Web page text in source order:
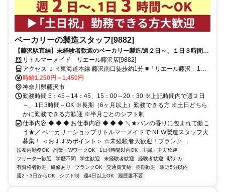
ベーカリーの製造スタッフ[9882]
【藤沢駅直結】未経験者歓迎のベーカリー製造/週２日～、１日３時間～/
短時間勤務OK！
リトルマーメイド リエール藤沢店[9882]
アクセス ＪＲ東海道本線 藤沢南口徒歩約1分 ■「リエール藤沢」1階■
湘南台駅、藤沢本町駅、善行駅、本鵠沼駅、大船駅、辻堂駅、茅ケ崎
駅、平塚駅、鎌倉駅方面からも通勤可能です！
時給1,250円～1,450円
神奈川県藤沢市
勤務時間 5：45～14：45、15：00～20：30 ※上記時間内で週２日
～、1日3時間～OK ※長期（6ヶ月以上）勤務できる方 ※土日どちら
かに勤務できる方歓迎 ※半月ごとのシフト制
仕事内容 ◆ ◆ ◆ お仕事内容 ◆ ◆ ◆ ＼★パンの香りに包まれて働こ
う★／ ベーカリーショップリトルマーメイドで NEW製造スタッフ大
募集！ ＜おすすめポイント＞ ☆未経験者大歓迎！ブランク...
扶養内勤務OK 副業・WワークOK 1日4時間以内OK
主婦・主夫歓迎
フリーター歓迎
学歴不問 学生歓迎 未経験者歓迎 経験者歓迎
駅ナカ
有資格者歓迎
研修あり ブランクOK 交通費支給 長期歓迎
駅近5分以内
週2・3日からOK
シフト制 週4日以上OK 履歴書不要